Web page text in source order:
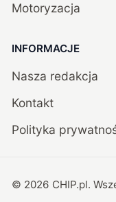
Motoryzacja
INFORMACJE
Nasza redakcja
Kontakt
Polityka
© 2026 CHIP.pl.